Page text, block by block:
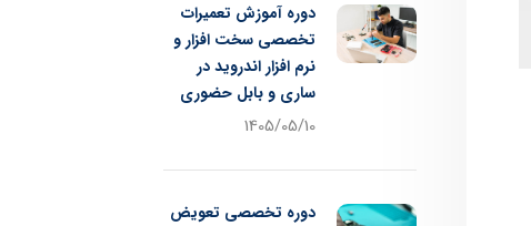
دوره آموزش تعمیرات
تخصصی سخت افزار و
نرم افزار اندروید در
ساری و بابل حضوری
1405/05/10
دوره تخصصی تعویض